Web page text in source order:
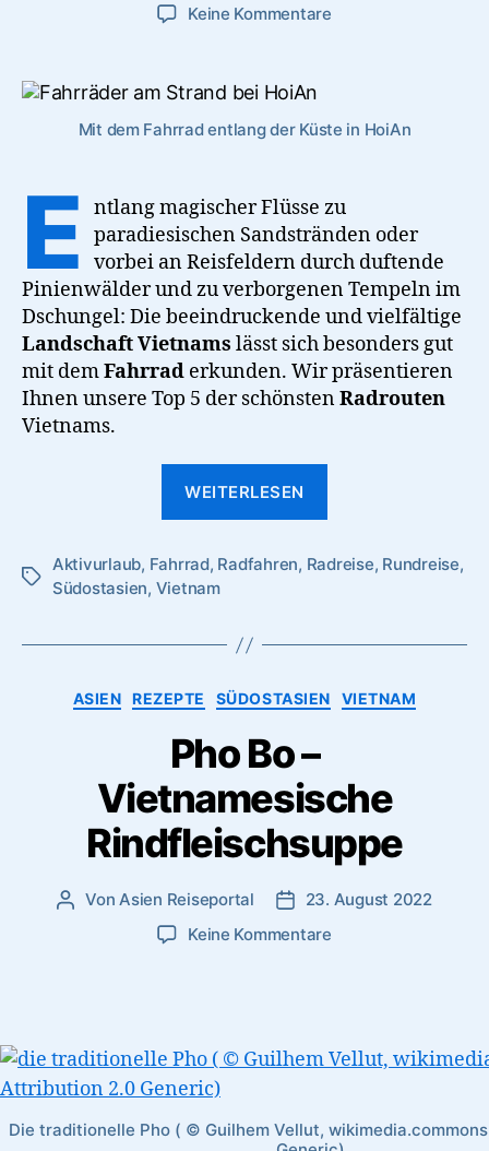
Keine Kommentarezu
in
Tipps
für
eine
Mit dem Fahrrad entlang der Küste in HoiAn
E
ntlang magischer Flüsse zu
paradiesischen Sandstränden oder
vorbei an Reisfeldern durch duftende
Pinienwälder und zu verborgenen Tempeln im
Dschungel: Die beeindruckende und vielfältige
Landschaft Vietnams lässt sich besonders gut
mit demFahrrad erkunden. Wir präsentieren
Ihnen unsere Top 5 der schönstenRadrouten
Vietnams.
WEITERLESEN
Fahrradrouten
für
Schlagwörter
Aktivurlaub, Fahrrad, Radfahren, Radreise, Rundreise,
Südostasien, Vietnam
Kategorien
ASIEN REZEPTE SÜDOSTASIEN VIETNAM
Pho Bo –
Vietnamesische
Rindfleischsuppe
Beitragsautor
Von Asien Reiseportal Veröffentlichungsdatum
23. August 2022
Keine Kommentarezu
Rindfleischsuppe
Die traditionelle Pho ( © Guilhem Vellut,